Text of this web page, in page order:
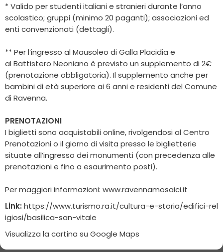
* Valido per studenti italiani e stranieri durante l’anno
scolastico; gruppi (minimo 20 paganti); associazioni ed
enti convenzionati (dettagli).
** Per l’ingresso al Mausoleo di Galla Placidia e
al Battistero Neoniano è previsto un supplemento di 2€
(prenotazione obbligatoria). Il supplemento anche per
bambini di età superiore ai 6 anni e residenti del Comune
di Ravenna.
PRENOTAZIONI
I biglietti sono acquistabili online, rivolgendosi al Centro
Prenotazioni o il giorno di visita presso le biglietterie
situate all’ingresso dei monumenti (con precedenza alle
prenotazioni e fino a esaurimento posti).
Per maggiori informazioni: www.ravennamosaici.it
Link: https://www.turismo.ra.it/cultura-e-storia/edifici-rel
igiosi/basilica-san-vitale
Visualizza la cartina su Google Maps